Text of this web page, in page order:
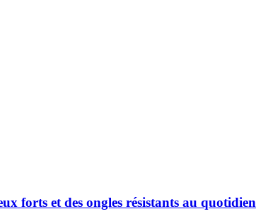
forts et des ongles résistants au quotidien